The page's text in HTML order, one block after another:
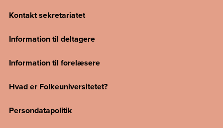
Kontakt sekretariatet
Information til deltagere
Information til forelæsere
Hvad er Folkeuniversitetet?
Persondatapolitik